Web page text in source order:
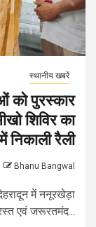
स्थानीय खबरें
को पुरस्कार
शिविर का
निकाली रैली
Bhanu Bangwal
में ननूरखेड़ा
एवं जरूरतमंद...